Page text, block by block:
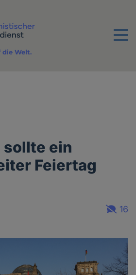
Menu
die Welt.
sollte ein
Feiertag
16